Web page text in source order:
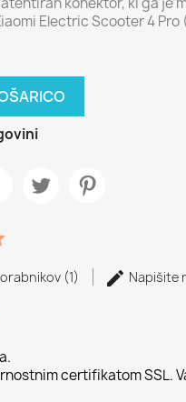
Electric Scooter 4 Pro
(1) Napišite
certifikatom SSL.